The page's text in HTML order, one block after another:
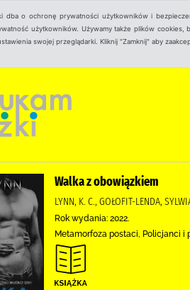
dba o ochronę prywatności użytkowników i
użytkowników. Używamy także plików cookies,
swojej przeglądarki. Kliknij "Zamknij" aby
Walka z obowiązkiem
LYNN, K. C., GOŁOFIT-LENDA,
Rok wydania: 2022.
Metamorfoza postaci, Policjanci i